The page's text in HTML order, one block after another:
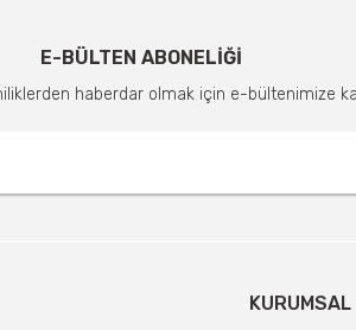
E-BÜLTEN ABONELİĞİ
haberdar olmak için e-bültenimize
KURUMSAL